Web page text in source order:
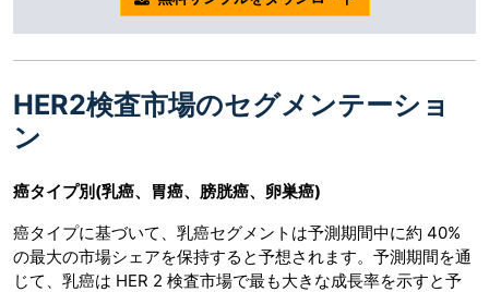
HER2検査市場のセグメンテーショ
ン
癌タイプ別(乳癌、胃癌、膀胱癌、卵巣癌)
癌タイプに基づいて、乳癌セグメントは予測期間中に約 40%
の最大の市場シェアを保持すると予想されます。予測期間を通
じて、乳癌は HER 2 検査市場で最も大きな成長率を示すと予